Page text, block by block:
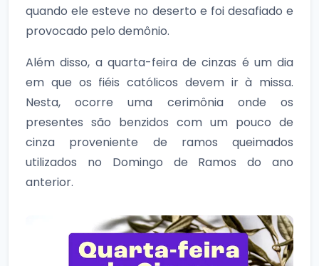
quando ele esteve no deserto e foi desafiado e
provocado pelo demônio.
Além disso, a quarta-feira de cinzas é um dia
em que os fiéis católicos devem ir à missa.
Nesta, ocorre uma cerimônia onde os
presentes são benzidos com um pouco de
cinza proveniente de ramos queimados
utilizados no Domingo de Ramos do ano
anterior.